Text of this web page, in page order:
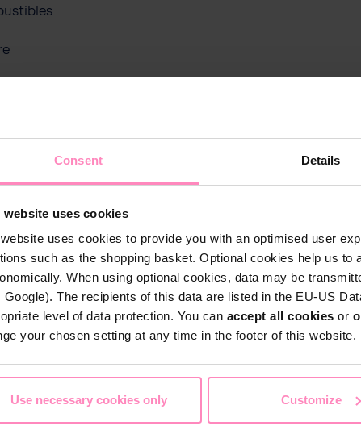
Consent Details
website uses cookies
uses cookies to provide you with an optimised user
such as the shopping basket. Optional cookies help us to
When using optional cookies, data may be
Google). The recipients of this data are listed in the EU-US
level of data protection. You can accept all cookies or
your chosen setting at any time in the footer of this website.
Use necessary cookies only Customize
mise en service
indienststelling
produit